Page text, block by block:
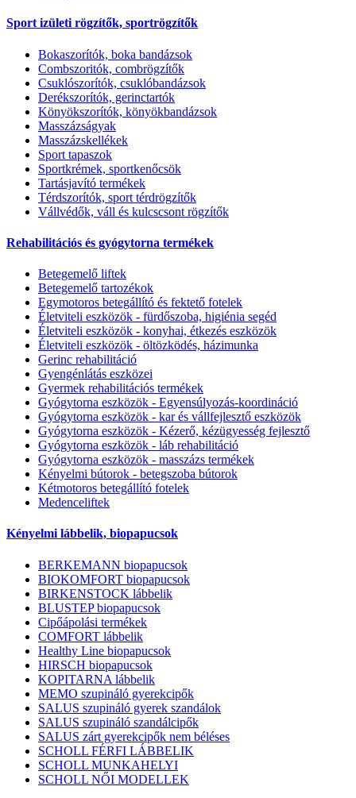
Sport izületi rögzítők, sportrögzítők
Bokaszorítók, boka bandázsok
Combszoritók, combrögzítők
Csuklószorítók, csuklóbandázsok
Derékszorítók, gerinctartók
Könyökszorítók, könyökbandázsok
Masszázságyak
Masszázskellékek
Sport tapaszok
Sportkrémek, sportkenőcsök
Tartásjavító termékek
Térdszorítók, sport térdrögzítők
Vállvédők, váll és kulcscsont rögzítők
Rehabilitációs és gyógytorna termékek
Betegemelő liftek
Betegemelő tartozékok
Egymotoros betegállító és fektető fotelek
Életviteli eszközök - fürdőszoba, higiénia segéd
Életviteli eszközök - konyhai, étkezés eszközök
Életviteli eszközök - öltözködés, házimunka
Gerinc rehabilitáció
Gyengénlátás eszközei
Gyermek rehabilitációs termékek
Gyógytorna eszközök - Egyensúlyozás-koordináció
Gyógytorna eszközök - kar és vállfejlesztő eszközök
Gyógytorna eszközök - Kézerő, kézügyesség fejlesztő
Gyógytorna eszközök - láb rehabilitáció
Gyógytorna eszközök - masszázs termékek
Kényelmi bútorok - betegszoba bútorok
Kétmotoros betegállító fotelek
Medenceliftek
Kényelmi lábbelik, biopapucsok
BERKEMANN biopapucsok
BIOKOMFORT biopapucsok
BIRKENSTOCK lábbelik
BLUSTEP biopapucsok
Cipőápolási termékek
COMFORT lábbelik
Healthy Line biopapucsok
HIRSCH biopapucsok
KOPITARNA lábbelik
MEMO szupináló gyerekcipők
SALUS szupináló gyerek szandálok
SALUS szupináló szandálcipők
SALUS zárt gyerekcipők nem béléses
SCHOLL FÉRFI LÁBBELIK
SCHOLL MUNKAHELYI
SCHOLL NŐI MODELLEK